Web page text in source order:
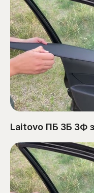
Laitovo ПБ ЗБ ЗФ